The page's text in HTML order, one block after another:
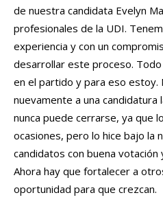
de nuestra candidata Evelyn
profesionales de la UDI.
experiencia y con un
desarrollar este proceso.
en el partido y para eso estoy.
nuevamente a una candidatura
nunca puede cerrarse, ya que
ocasiones, pero lo hice bajo la
candidatos con buena
Ahora hay que fortalecer a
oportunidad para que crezcan.